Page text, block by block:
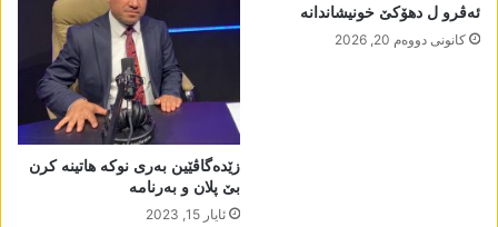
ئەڤرو ل دھۆکێ خونیشاندانە
كانونی دووه‌م 20, 2026
زێدەگاڤێین بەری نوکە ھاتینە کرن
بێ پلان و بەرنامە
ئایار 15, 2023